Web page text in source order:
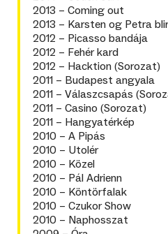
2013 – Coming out
2013 – Karsten og Petra
2012 – Picasso bandája
2012 – Fehér kard
2012 – Hacktion (Sorozat)
2011 – Budapest angyala
2011 – Válaszcsapás
2011 – Casino (Sorozat)
2011 – Hangyatérkép
2010 – A Pipás
2010 – Utolér
2010 – Közel
2010 – Pál Adrienn
2010 – Köntörfalak
2010 – Czukor Show
2010 – Naphosszat